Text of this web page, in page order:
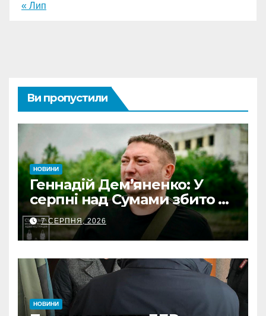
« Лип
Ви пропустили
НОВИНИ
Геннадій Дем’яненко: У
серпні над Сумами збито 6
КАБів
7 СЕРПНЯ, 2026
НОВИНИ